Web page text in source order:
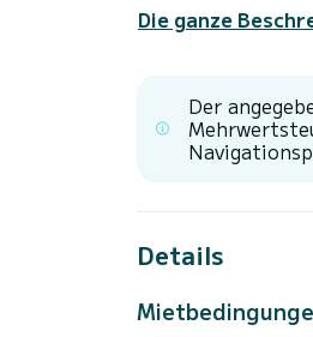
Gesamtlänge von
Es ist unter
und Internet,
Die ganze
Der
Details